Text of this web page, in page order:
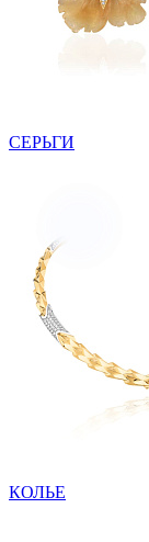
СЕРЬГИ
КОЛЬЕ